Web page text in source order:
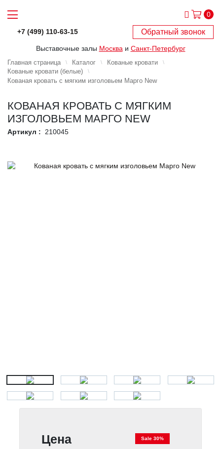
0
+7 (499) 110-63-15 Обратный звонок
Выставочные залы Москва и Санкт-Петербург
Главная страница Каталог
Кованые кровати
Кованые кровати (белые)
Кованая кровать с мягким изголовьем Марго New
КОВАНАЯ КРОВАТЬ С МЯГКИМ
ИЗГОЛОВЬЕМ МАРГО NEW
Артикул : 210045
Цена Sale 30%